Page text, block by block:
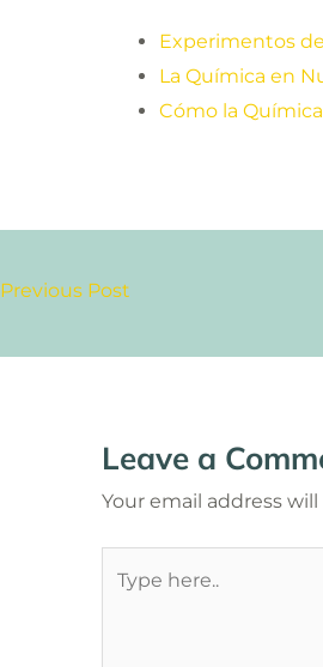
Experimentos
La Química en
Cómo la
Previous Post
Leave a
Your email address
here..